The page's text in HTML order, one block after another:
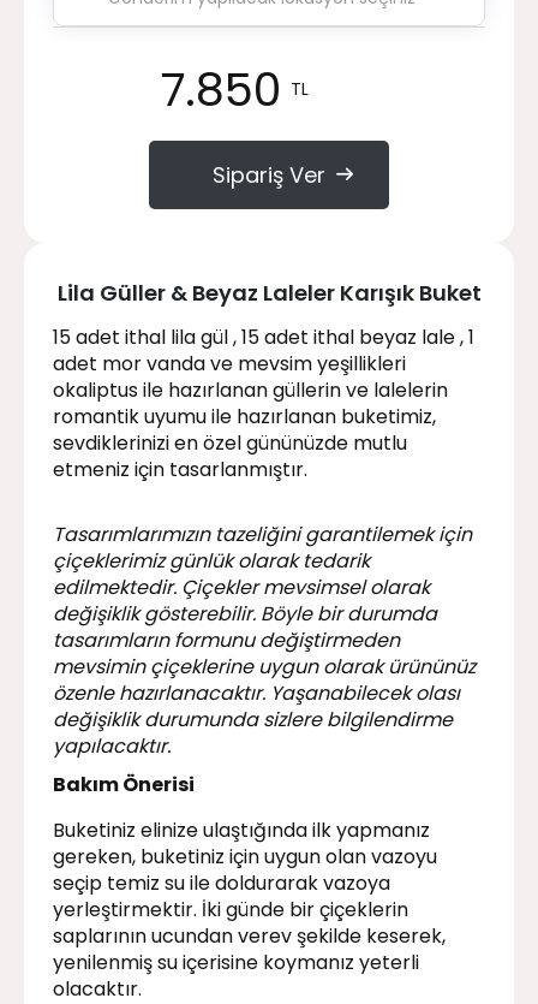
7.850 TL
Sipariş Ver
Lila Güller & Beyaz Laleler Karışık Buket
15 adet ithal lila gül , 15 adet ithal beyaz lale , 1
adet mor vanda ve mevsim yeşillikleri
okaliptus ile hazırlanan güllerin ve lalelerin
romantik uyumu ile hazırlanan buketimiz,
sevdiklerinizi en özel gününüzde mutlu
etmeniz için tasarlanmıştır.
Tasarımlarımızın tazeliğini garantilemek için
çiçeklerimiz günlük olarak tedarik
edilmektedir. Çiçekler mevsimsel olarak
değişiklik gösterebilir. Böyle bir durumda
tasarımların formunu değiştirmeden
mevsimin çiçeklerine uygun olarak ürününüz
özenle hazırlanacaktır. Yaşanabilecek olası
değişiklik durumunda sizlere bilgilendirme
yapılacaktır.
Bakım Önerisi
Buketiniz elinize ulaştığında ilk yapmanız
gereken, buketiniz için uygun olan vazoyu
seçip temiz su ile doldurarak vazoya
yerleştirmektir. İki günde bir çiçeklerin
saplarının ucundan verev şekilde keserek,
yenilenmiş su içerisine koymanız yeterli
olacaktır.